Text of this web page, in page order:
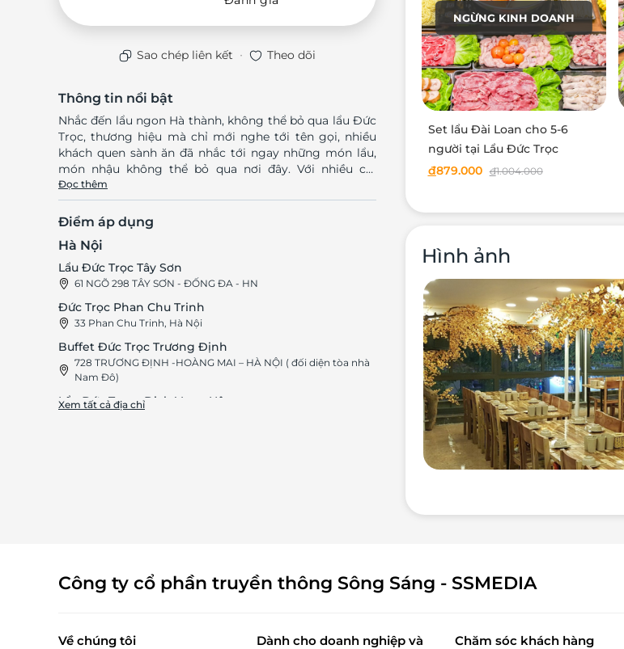
Sao chép liên kết · Theo dõi
Thông tin nổi bật
Nhắc đến lẩu ngon Hà thành, không thể bỏ qua lẩu Đức
Trọc, thương hiệu mà chỉ mới nghe tới tên gọi, nhiều
khách quen sành ăn đã nhắc tới ngay những món lẩu,
món nhậu không thể bỏ qua nơi đây. Với nhiều chi
nhánh đều tọa lạc trên những con “phố ẩm thực” nổi
tiếng của Hà thành, Lẩu Đức Trọc Không chỉ hút khách
bởi vị lẩu ngon đã thành thương hiệu mà nơi đây còn
chinh phục khách bởi dấu ấn khó phai từ không gian.
Không gian Lẩu Đức Trọc được thiết kế hiện đại, nội
thất sang trọng, phong cách phục vụ tận tình, chu đáo.
Lẩu Đức Trọc còn là điểm đến được rất nhiều gia đình
cả khu vui chơi cho trẻ em. Bên cạnh đó, phong cách
phục vụ tận tình, chu đáo của đội ngũ nhân viên khiến
cả các cơ sở của Lẩu Đức Trọc càng thêm được lòng
thực khách. Click Mua ngay trên LifeLink để khám phá
Đọc thêm
Điểm áp dụng
Hà Nội
Lẩu Đức Trọc Tây Sơn
61 NGÕ 298 TÂY SƠN - ĐỐNG ĐA - HN
Đức Trọc Phan Chu Trinh
33 Phan Chu Trinh, Hà Nội
Buffet Đức Trọc Trương Định
728 TRƯƠNG ĐỊNH -HOÀNG MAI – HÀ NỘI ( đối diện tòa nhà
Nam Đô)
Lẩu Đức Trọc - Dịch Vọng Hậu
Xem tất cả địa chỉ
NGỪNG KINH DOANH
Set lẩu Đài Loan cho 5-6
người tại Lẩu Đức Trọc
đ879.000 đ1.004.000
Hình ảnh
Công ty cổ phần truyền thông Sông Sáng - SSMEDIA
Về chúng tôi
Dành cho doanh nghiệp và
Chăm sóc khách hàng